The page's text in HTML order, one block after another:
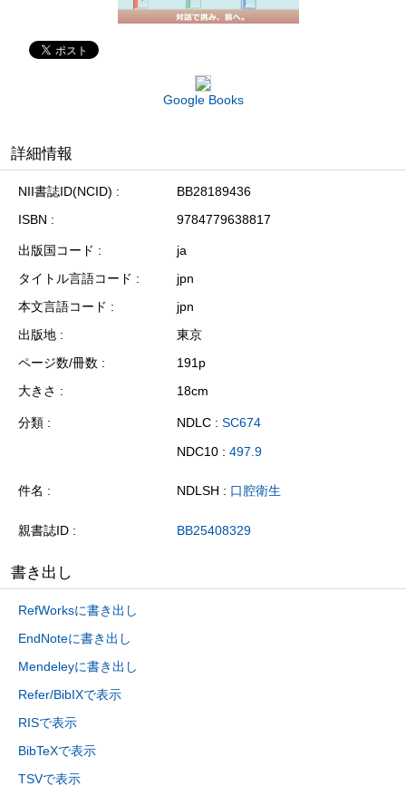
Google Books
詳細情報
NII書誌ID(NCID)
BB28189436
ISBN
9784779638817
出版国コード
ja
タイトル言語コード
jpn
本文言語コード
jpn
出版地
東京
ページ数/冊数
191p
大きさ
18cm
分類 NDLC : SC674
NDC10 : 497.9
件名 NDLSH : 口腔衛生
親書誌ID BB25408329
書き出し
RefWorksに書き出し
EndNoteに書き出し
Mendeleyに書き出し
Refer/BibIXで表示
RISで表示
BibTeXで表示
TSVで表示